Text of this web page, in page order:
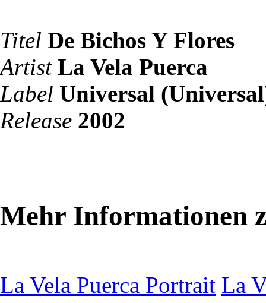
Titel De Bichos Y Flores
Artist La Vela Puerca
Label Universal
Release 2002
Mehr Informationen
La Vela Puerca Portrait La